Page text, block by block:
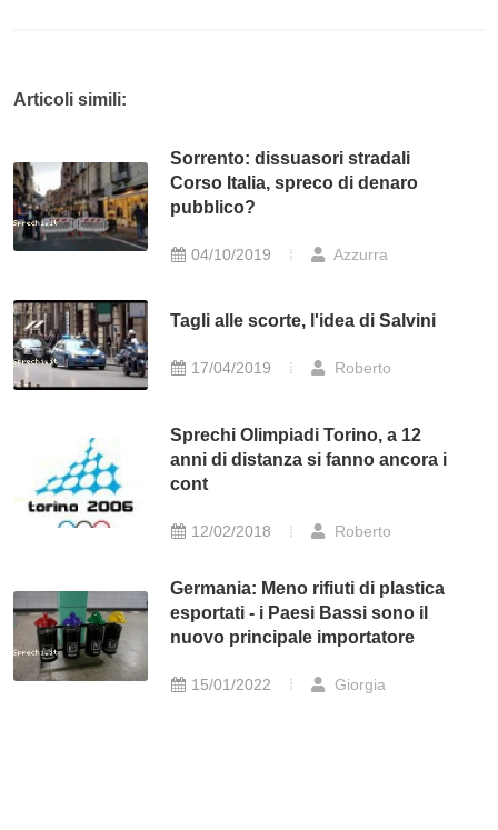
Articoli simili:
Sorrento: dissuasori stradali
Corso Italia, spreco di denaro
pubblico?
04/10/2019 Azzurra
Tagli alle scorte, l'idea di Salvini
17/04/2019 Roberto
Sprechi Olimpiadi Torino, a 12
anni di distanza si fanno ancora i
cont
12/02/2018 Roberto
Germania: Meno rifiuti di plastica
esportati - i Paesi Bassi sono il
nuovo principale importatore
15/01/2022 Giorgia